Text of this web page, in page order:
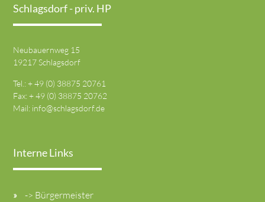
Schlagsdorf - priv. HP
Neubauernweg 15
19217 Schlagsdorf
Tel.: + 49 (0) 38875 20761
Fax: + 49 (0) 38875 20762
Mail: info@schlagsdorf.de
Interne Links
-> Bürgermeister